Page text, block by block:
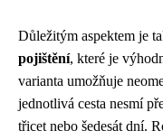
Důležitým aspektem je
pojištění, které je
varianta umožňuje
jednotlivá cesta nesmí
třicet nebo šedesát dní.